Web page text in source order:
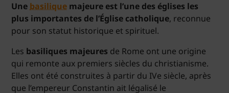
Une basilique majeure est l’une des églises les
plus importantes de l’Église catholique, reconnue
pour son statut historique et spirituel.
Les basiliques majeures de Rome ont une origine
qui remonte aux premiers siècles du christianisme.
Elles ont été construites à partir du IVe siècle, après
que l’empereur Constantin ait légalisé le